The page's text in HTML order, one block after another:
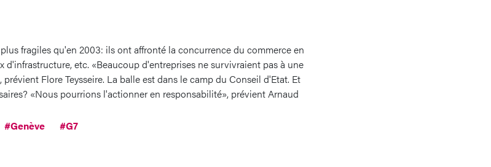
fragiles qu'en 2003: ils ont affronté la concurrence du commerce en
d'infrastructure, etc. «Beaucoup d'entreprises ne survivraient pas à une
Flore Teysseire. La balle est dans le camp du Conseil d'Etat. Et
«Nous pourrions l'actionner en responsabilité», prévient Arnaud
#Genève #G7